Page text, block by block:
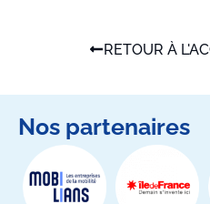
RETOUR À
Nos partenaires